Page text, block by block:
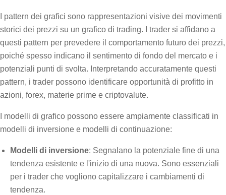
I pattern dei grafici sono rappresentazioni visive dei movimenti
storici dei prezzi su un grafico di trading. I trader si affidano a
questi pattern per prevedere il comportamento futuro dei prezzi,
poiché spesso indicano il sentimento di fondo del mercato e i
potenziali punti di svolta. Interpretando accuratamente questi
pattern, i trader possono identificare opportunità di profitto in
azioni, forex, materie prime e criptovalute.
I modelli di grafico possono essere ampiamente classificati in
modelli di inversione e modelli di continuazione:
Modelli di inversione: Segnalano la potenziale fine di una
tendenza esistente e l'inizio di una nuova. Sono essenziali
per i trader che vogliono capitalizzare i cambiamenti di
tendenza.